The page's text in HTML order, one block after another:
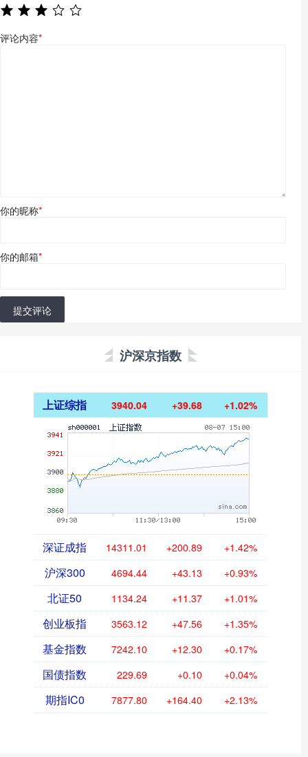
评论内容*
你的昵称*
你的邮箱*
提交评论
沪深京指数
上证综指 3940.04 +39.68 +1.02%
深证成指 14311.01 +200.89 +1.42%
沪深300 4694.44 +43.13 +0.93%
北证50 1134.24 +11.37 +1.01%
创业板指 3563.12 +47.56 +1.35%
基金指数 7242.10 +12.30 +0.17%
国债指数 229.69 +0.10 +0.04%
期指IC0 7877.80 +164.40 +2.13%